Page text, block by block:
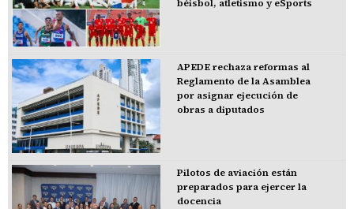
béisbol, atletismo y eSports
APEDE rechaza reformas al
Reglamento de la Asamblea
por asignar ejecución de
obras a diputados
Pilotos de aviación están
preparados para ejercer la
docencia